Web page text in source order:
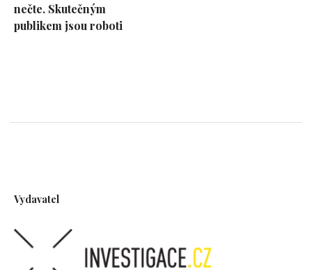
nečte. Skutečným
publikem jsou roboti
Vydavatel